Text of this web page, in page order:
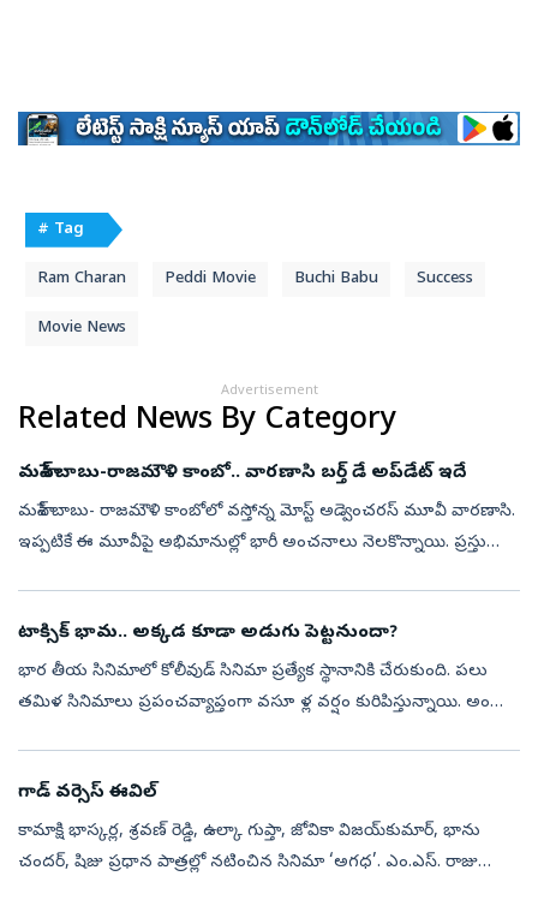
# Tag
Ram Charan Peddi Movie Buchi Babu Success
Movie News
Advertisement
Related News By Category
మహేశ్‌ బాబు-రాజమౌళి కాంబో.. వారణాసి బర్త్‌ డే అప్‌డేట్‌ ఇదే
మహేశ్‌ బాబు- రాజమౌళి కాంబోలో వస్తోన్న మోస్ట్ అడ్వెంచరస్ మూవీ వారణాసి.
ఇప్పటికే ఈ మూవీపై అభిమానుల్లో భారీ అంచనాలు నెలకొన్నాయి. ప్రస్తుతం
టాక్సిక్ భామ.. అక్కడ కూడా అడుగు పెట్టనుందా?
భార తీయ సినిమాలో కోలీవుడ్ సినిమా ప్రత్యేక స్థానానికి చేరుకుంది. పలు
తమిళ సినిమాలు ప్రపంచవ్యాప్తంగా వసూ ళ్ల వర్షం కురిపిస్తున్నాయి. అందుకే
గాడ్‌ వర్సెస్‌ ఈవిల్‌
కామాక్షి భాస్కర్ల, శ్రవణ్‌ రెడ్డి, ఉల్కా గుప్తా, జోవికా విజయ్‌కుమార్, భాను
చందర్, షిజు ప్రధాన పాత్రల్లో నటించిన సినిమా ‘అగధ’. ఎం.ఎస్‌. రాజు